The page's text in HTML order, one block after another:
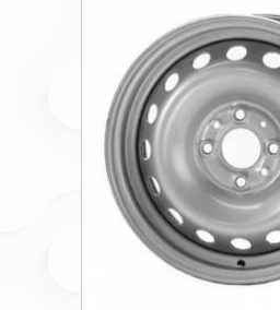
Технические характеристики
Происхождение